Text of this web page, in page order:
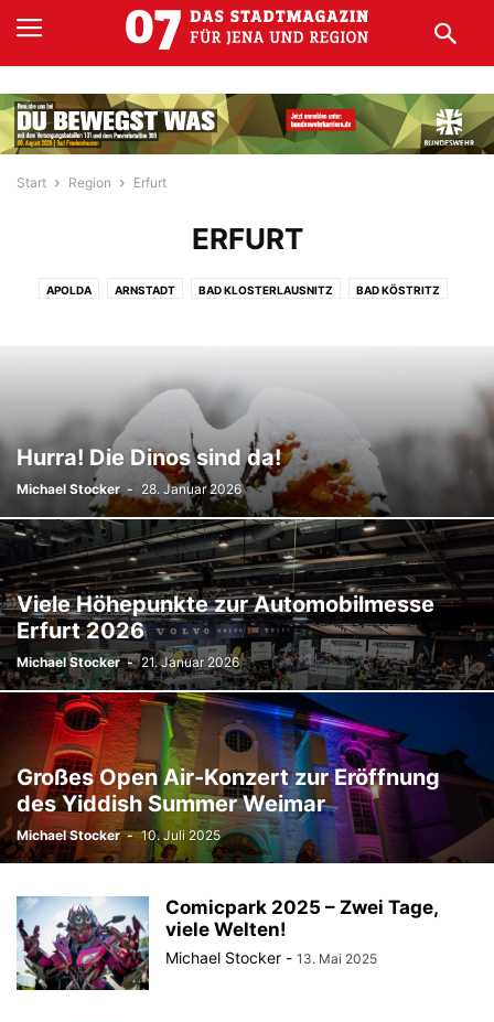
Start Region Erfurt
ERFURT
APOLDA ARNSTADT BAD KLOSTERLAUSNITZ BAD KÖSTRITZ
Hurra! Die Dinos sind da!
Michael Stocker - 28. Januar 2026
Viele Höhepunkte zur Automobilmesse
Erfurt 2026
Michael Stocker - 21. Januar 2026
Großes Open Air-Konzert zur Eröffnung
des Yiddish Summer Weimar
Michael Stocker - 10. Juli 2025
Comicpark 2025 – Zwei Tage,
viele Welten!
Michael Stocker - 13. Mai 2025